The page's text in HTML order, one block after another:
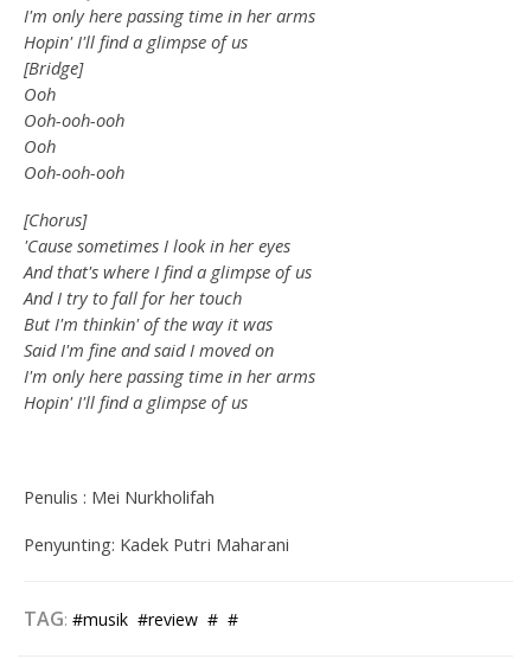
I'm only here passing time in her arms
Hopin' I'll find a glimpse of us
[Bridge]
Ooh
Ooh-ooh-ooh
Ooh
Ooh-ooh-ooh
[Chorus]
'Cause sometimes I look in her eyes
And that's where I find a glimpse of us
And I try to fall for her touch
But I'm thinkin' of the way it was
Said I'm fine and said I moved on
I'm only here passing time in her arms
Hopin' I'll find a glimpse of us
Penulis : Mei Nurkholifah
Penyunting: Kadek Putri Maharani
TAG: #musik #review # #